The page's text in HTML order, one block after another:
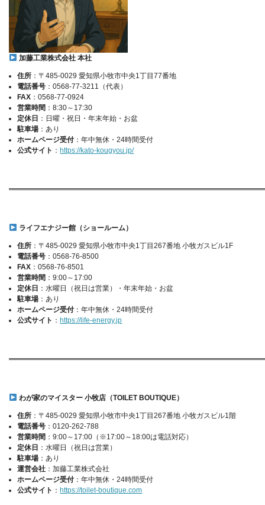
加藤工業株式会社 本社
住所 ：〒485-0029 愛知県小牧市中央1丁目77番地
電話番号 ：0568-77-3211（代表）
FAX ：0568-77-0924
営業時間 ：8:30～17:30
定休日 ：日曜・祝日・年末年始・お盆
駐車場 ：あり
ホームページ受付：年中無休・24時間受付
公式サイト ：https://kato-kougyou.jp/
ライフエナジー館（ショールーム）
住所 ：〒485-0029 愛知県小牧市中央1丁目267番地 小牧ガスビル1F
電話番号 ：0568-76-8500
FAX ：0568-76-8501
営業時間 ：9:00～17:00
定休日 ：水曜日（祝日は営業）・年末年始・お盆
駐車場 ：あり
ホームページ受付：年中無休・24時間受付
公式サイト ：https://life-energy.jp
わが家のマイスター 小牧店（TOILET BOUTIQUE）
住所 ：〒485-0029 愛知県小牧市中央1丁目267番地 小牧ガスビル1階
電話番号 ：0120-262-788
営業時間 ：9:00～17:00（※17:00～18:00は電話対応）
定休日 ：水曜日（祝日は営業）
駐車場 ：あり
運営会社 ：加藤工業株式会社
ホームページ受付：年中無休・24時間受付
公式サイト ：https://toilet-boutique.com